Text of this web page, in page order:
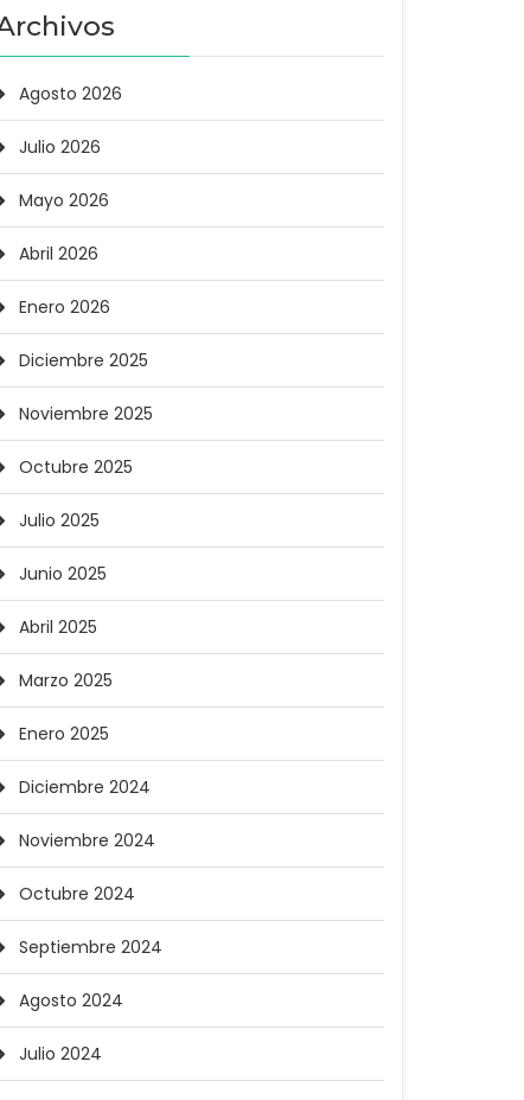
Agosto 2026
Julio 2026
Mayo 2026
Abril 2026
Enero 2026
Diciembre 2025
Noviembre 2025
Octubre 2025
Julio 2025
Junio 2025
Abril 2025
Marzo 2025
Enero 2025
Diciembre 2024
Noviembre 2024
Octubre 2024
Septiembre 2024
Agosto 2024
Julio 2024